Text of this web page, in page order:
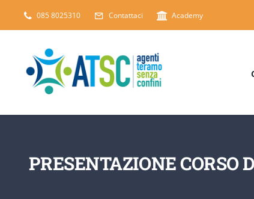
085 8025310 Contattaci Academy
PRESENTAZIONE